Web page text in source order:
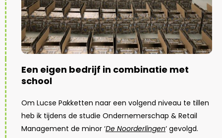
Een eigen bedrijf in combinatie met
school
Om Lucse Pakketten naar een volgend niveau te tillen
heb ik tijdens de studie Ondernemerschap & Retail
Management de minor ‘De Noorderlingen‘ gevolgd.